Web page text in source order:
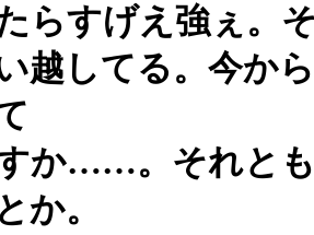
らすげえ強ぇ。
越してる。今か
か……。それと
か。